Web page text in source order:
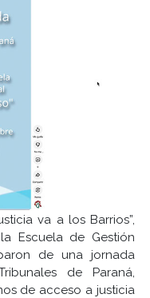
va a los Barrios”,
Escuela de Gestión
de una jornada
de Paraná,
de acceso a justicia